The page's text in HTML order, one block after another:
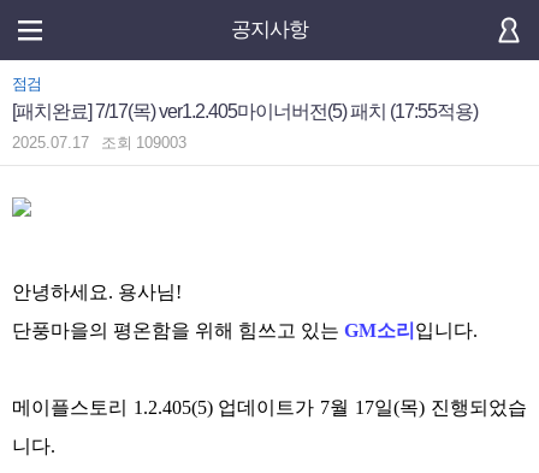
공지사항
점검
[패치완료] 7/17(목) ver1.2.405마이너버전(5) 패치 (17:55적용)
2025.07.17 조회 109003
안녕하세요. 용사님!
단풍마을의 평온함을 위해 힘쓰고 있는 GM소리 입니다.
메이플스토리 1.2.405(5) 업데이트가 7월 17일(목) 진행되었습
니다.